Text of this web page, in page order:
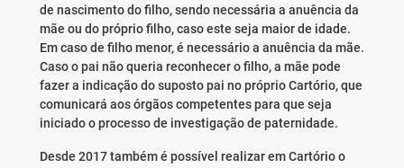
de nascimento do filho, sendo necessária a anuência da
mãe ou do próprio filho, caso este seja maior de idade.
Em caso de filho menor, é necessário a anuência da mãe.
Caso o pai não queria reconhecer o filho, a mãe pode
fazer a indicação do suposto pai no próprio Cartório, que
comunicará aos órgãos competentes para que seja
iniciado o processo de investigação de paternidade.
Desde 2017 também é possível realizar em Cartório o